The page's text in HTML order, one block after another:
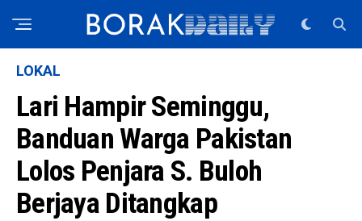
LOKAL
Lari Hampir Seminggu,
Banduan Warga Pakistan
Lolos Penjara S. Buloh
Berjaya Ditangkap